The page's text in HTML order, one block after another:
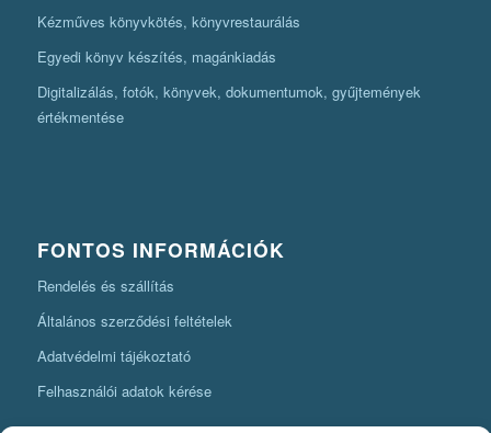
Kézműves könyvkötés, könyvrestaurálás
Egyedi könyv készítés, magánkiadás
Digitalizálás, fotók, könyvek, dokumentumok, gyűjtemények
értékmentése
FONTOS INFORMÁCIÓK
Rendelés és szállítás
Általános szerződési feltételek
Adatvédelmi tájékoztató
Felhasználói adatok kérése